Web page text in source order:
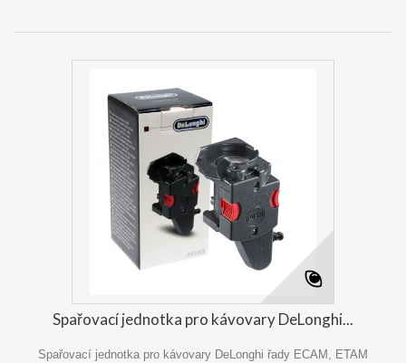
Spařovací jednotka pro kávovary DeLonghi...
Spařovací jednotka pro kávovary DeLonghi řady ECAM, ETAM